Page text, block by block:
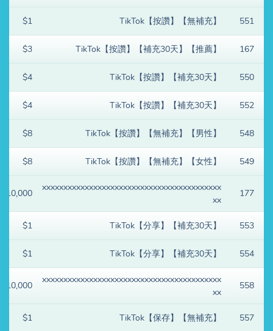
551
TikTok【按讚】【無補充】
$1
167
TikTok【按讚】【補充30天】【推薦】
$3
550
TikTok【按讚】【補充30天】
$4
552
TikTok【按讚】【補充30天】
$4
548
TikTok【按讚】【無補充】【男性】
$8
549
TikTok【按讚】【無補充】【女性】
$8
177
xxxxxxxxxxxxxxxxxxxxxxxxxxxxxxxxxxxxxxxxxx
xx
$10,000
553
TikTok【分享】【補充30天】
$1
554
TikTok【分享】【補充30天】
$1
558
xxxxxxxxxxxxxxxxxxxxxxxxxxxxxxxxxxxxxxxxxx
xx
$10,000
557
TikTok【保存】【無補充】
$1